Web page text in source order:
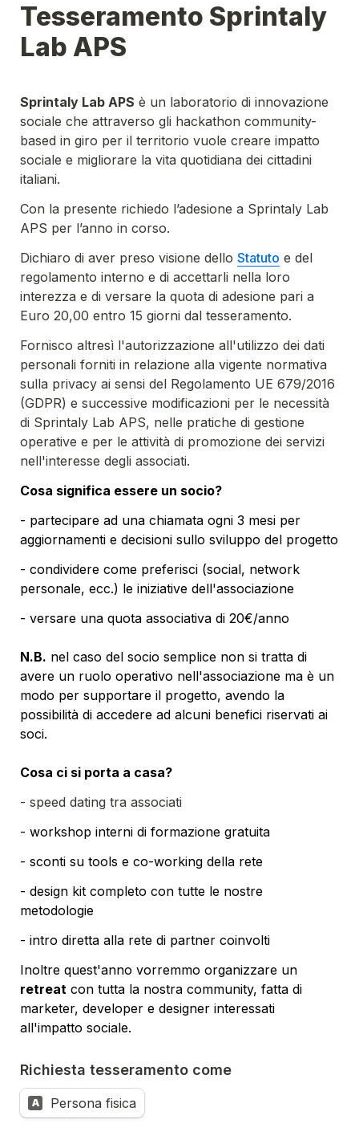
Tesseramento Sprintaly
Lab APS
Sprintaly Lab APS è un laboratorio di innovazione
sociale che attraverso gli hackathon community-
based in giro per il territorio vuole creare impatto
sociale e migliorare la vita quotidiana dei cittadini
italiani.
Con la presente richiedo l’adesione a Sprintaly Lab
APS per l’anno in corso.
Dichiaro di aver preso visione dello Statuto e del
regolamento interno e di accettarli nella loro
interezza e di versare la quota di adesione pari a
Euro 20,00 entro 15 giorni dal tesseramento.
Fornisco altresì l'autorizzazione all'utilizzo dei dati
personali forniti in relazione alla vigente normativa
sulla privacy ai sensi del Regolamento UE 679/2016
(GDPR) e successive modificazioni per le necessità
di Sprintaly Lab APS, nelle pratiche di gestione
operative e per le attività di promozione dei servizi
nell'interesse degli associati.
Cosa significa essere un socio?
- partecipare ad una chiamata ogni 3 mesi per
aggiornamenti e decisioni sullo sviluppo del progetto
- condividere come preferisci (social, network
personale, ecc.) le iniziative dell'associazione
- versare una quota associativa di 20€/anno
N.B. nel caso del socio semplice non si tratta di
avere un ruolo operativo nell'associazione ma è un
modo per supportare il progetto, avendo la
possibilità di accedere ad alcuni benefici riservati ai
soci.
Cosa ci si porta a casa?
- speed dating tra associati
- workshop interni di formazione gratuita
- sconti su tools e co-working della rete
- design kit completo con tutte le nostre
metodologie
retreat con tutta la nostra community, fatta di
marketer, developer e designer interessati
all'impatto sociale.
Richiesta tesseramento come
A Persona fisica